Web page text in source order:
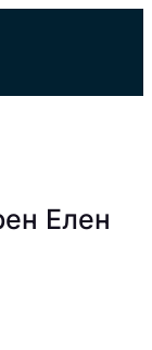
Елен